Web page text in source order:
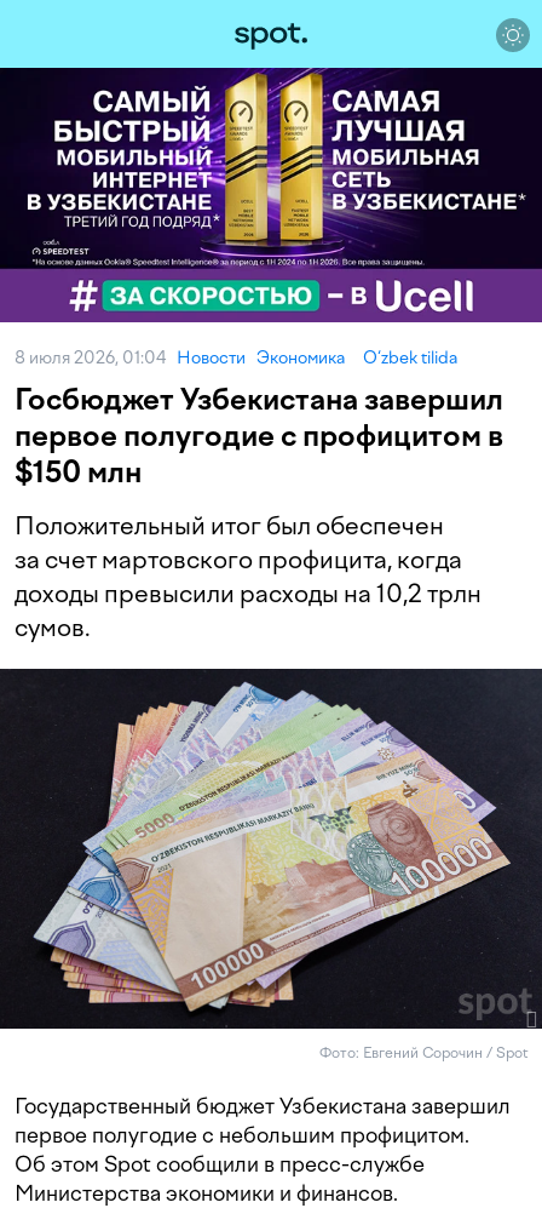
8 июля 2026, 01:04 Новости Экономика O‘zbek tilida
Госбюджет Узбекистана завершил
первое полугодие с профицитом в
$150 млн
Положительный итог был обеспечен
за счет мартовского профицита, когда
доходы превысили расходы на 10,2 трлн
сумов.
Фото: Евгений Сорочин / Spot
Государственный бюджет Узбекистана завершил
первое полугодие с небольшим профицитом.
Об этом Spot сообщили в пресс-службе
Министерства экономики и финансов.